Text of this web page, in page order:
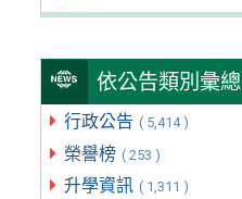
依公告類別彙總
行政公告 ( 5,414 )
榮譽榜 ( 253 )
升學資訊 ( 1,311 )